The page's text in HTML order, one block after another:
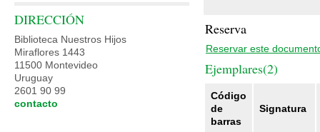
Reserva
Reservar este
Ejemplares(2)
Código
de
barras
Signatura
DIRECCIÓN
Biblioteca Nuestros Hijos
Miraflores 1443
11500 Montevideo
Uruguay
2601 90 99
contacto